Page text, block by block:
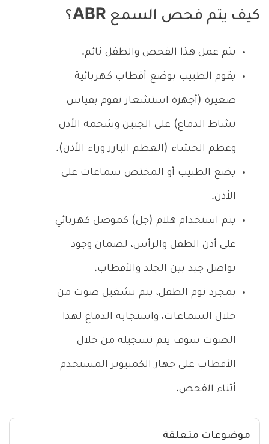
كيف يتم فحص السمع ABR؟
يتم عمل هذا الفحص والطفل نائم.
يقوم الطبيب بوضع أقطاب كهربائية
صغيرة (أجهزة استشعار تقوم بقياس
نشاط الدماغ) على الجبين وشحمة الأذن
وعظم الخشاء (العظم البارز وراء الأذن).
يضع الطبيب أو المختص سماعات على
الأذن.
يتم استخدام هلام (جل) كموصل كهربائي
على أذن الطفل والرأس، لضمان وجود
تواصل جيد بين الجلد والأقطاب.
بمجرد نوم الطفل، يتم تشغيل صوت من
خلال السماعات، واستجابة الدماغ لهذا
الصوت سوف يتم تسجيله من خلال
الأقطاب على جهاز الكمبيوتر المستخدم
أثناء الفحص.
موضوعات متعلقة